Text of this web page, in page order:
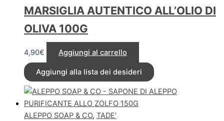
MARSIGLIA AUTENTICO ALL’OLIO DI
OLIVA 100G
4,90€ Aggiungi al carrello
Aggiungi alla lista dei desideri
ALEPPO SOAP & CO, TADE'